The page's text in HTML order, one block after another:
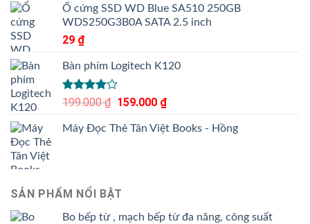
hạng
3.505
sao
Ổ cứng SSD WD Blue SA510 250GB
WDS250G3B0A SATA 2.5 inch
29 ₫
Bàn phím Logitech K120
Được
4.00 5
sao
199.000₫
Giá
là:
159.000 ₫Giá
tại
Máy Đọc Thẻ Tân Việt Books - Hồng
SẢN PHẨM NỔI BẬT
Bo bếp từ , mạch bếp từ đa năng, công suất